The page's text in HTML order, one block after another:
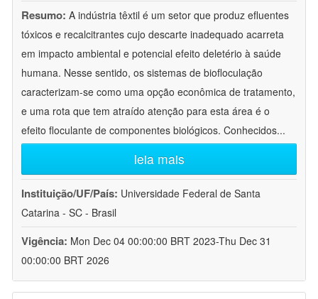
Resumo: A indústria têxtil é um setor que produz efluentes
tóxicos e recalcitrantes cujo descarte inadequado acarreta
em impacto ambiental e potencial efeito deletério à saúde
humana. Nesse sentido, os sistemas de biofloculação
caracterizam-se como uma opção econômica de tratamento,
e uma rota que tem atraído atenção para esta área é o
efeito floculante de componentes biológicos. Conhecidos...
leia mais
Instituição/UF/País: Universidade Federal de Santa
Catarina - SC - Brasil
Vigência: Mon Dec 04 00:00:00 BRT 2023-Thu Dec 31
00:00:00 BRT 2026